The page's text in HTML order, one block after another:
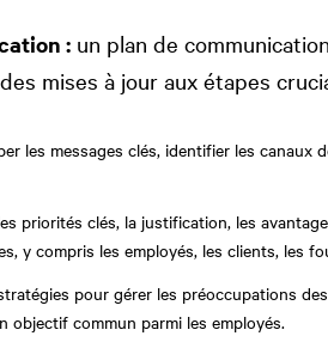
:un plan de
mises à jour aux étapes
les messages clés, identifier les canaux
priorités clés, la justification, les
y compris les employés, les clients, les
pour gérer les préoccupations
objectif commun parmi les employés.